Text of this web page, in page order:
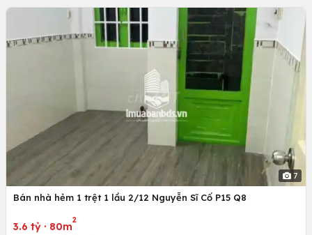
7
Bán nhà hẻm 1 trệt 1 lầu 2/12 Nguyễn Sĩ Cố P15 Q8
3.6 tỷ · 80m
2